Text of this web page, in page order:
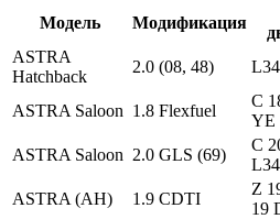
Модель
Модификация
ASTRA
Hatchback
2.0 (08, 48)
ASTRA Saloon 1.8 Flexfuel
C
YE
ASTRA Saloon 2.0 GLS (69)
C
ASTRA (AH) 1.9 CDTI
Z
19